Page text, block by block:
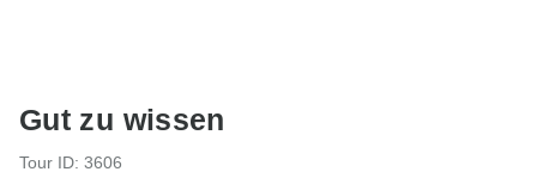
Gut zu wissen
Tour ID: 3606